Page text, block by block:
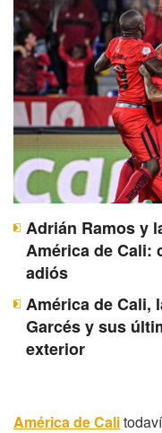
Adrián Ramos y
América de Cali:
adiós
América de Cali,
Garcés y sus
exterior
América de Cali